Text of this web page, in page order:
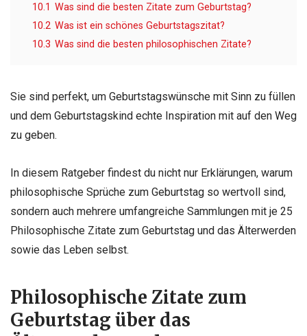
10.1 Was sind die besten Zitate zum Geburtstag?
10.2 Was ist ein schönes Geburtstagszitat?
10.3 Was sind die besten philosophischen Zitate?
Sie sind perfekt, um Geburtstagswünsche mit Sinn zu füllen
und dem Geburtstagskind echte Inspiration mit auf den Weg
zu geben.
In diesem Ratgeber findest du nicht nur Erklärungen, warum
philosophische Sprüche zum Geburtstag so wertvoll sind,
sondern auch mehrere umfangreiche Sammlungen mit je 25
Philosophische Zitate zum Geburtstag und das Älterwerden
sowie das Leben selbst.
Philosophische Zitate zum
Geburtstag über das